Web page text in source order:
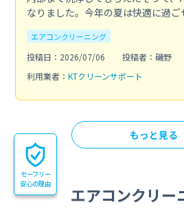
なりました。今年の夏は快適に過ご
エアコンクリーニング
投稿日：2026/07/06
投稿者：磯野
利用業者： KTクリーンサポート
もっと見る
エアコンクリー
セーフリー
安心の理由